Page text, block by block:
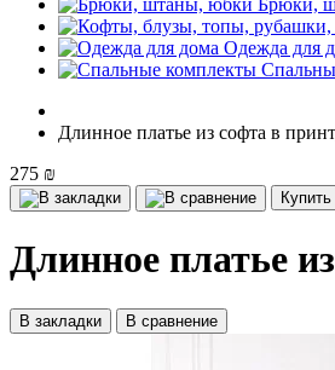
Брюки,
Одежда для
Длинное платье из софта в
275 ₪
Купить
Длинное платье
В закладки В сравнение